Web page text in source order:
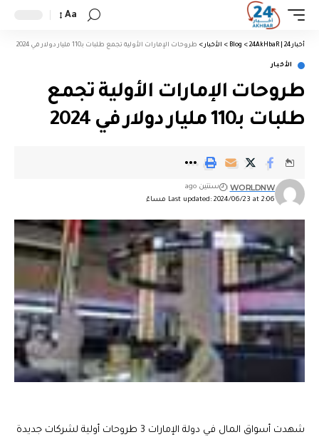
Aa
أخبار 24 | 24AkHbaR >
Blog
> الأخبار > طروحات الإمارات الأولية تجمع طلبات بـ110 مليار دولار في 2024
الأخبار
طروحات الإمارات الأولية تجمع
طلبات بـ110 مليار دولار في 2024
Last updated: 2024/06/23 at 2:06 مساءً
WORLDNW سنتين ago
شهدت أسواق المال في دولة الإمارات 3 طروحات أولية لشركات جديدة